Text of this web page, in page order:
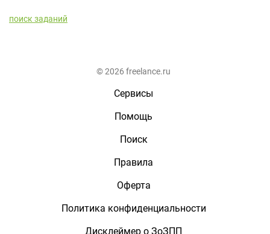
поиск заданий
© 2026 freelance.ru
Сервисы
Помощь
Поиск
Правила
Оферта
Политика конфиденциальности
Дисклеймер о ЗоЗПП